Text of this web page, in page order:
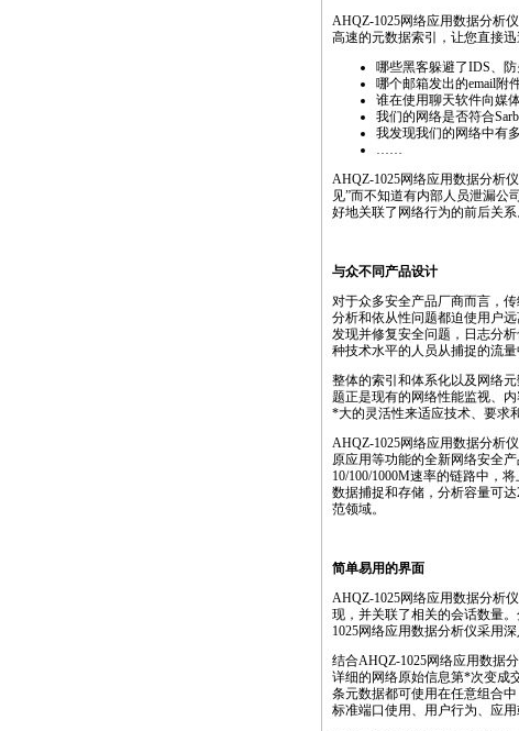
AHQZ-1025网络应用数据分析
高速的元数据索引，让您直接
哪些黑客躲避了IDS、
哪个邮箱发出的email附
谁在使用聊天软件向媒
我们的网络是否符合
我发现我们的网络中有
……
AHQZ-1025网络应用数据分析
见”而不知道有内部人员泄漏公
好地关联了网络行为的前后关系
与众不同产品设计
对于众多安全产品厂商而言，
分析和依从性问题都迫使用户
发现并修复安全问题，日志分
种技术水平的人员从捕捉的流
整体的索引和体系化以及网络
题正是现有的网络性能监视、
*大的灵活性来适应技术、要求
AHQZ-1025网络应用数据分析
原应用等功能的全新网络安全
10/100/1000M速率的链路中，
数据捕捉和存储，分析容量可
范领域。
简单易用的界面
AHQZ-1025网络应用数据分析
现，并关联了相关的会话数量
1025网络应用数据分析仪采用
结合AHQZ-1025网络应用数据
详细的网络原始信息第*次变成
条元数据都可使用在任意组合
标准端口使用、用户行为、应